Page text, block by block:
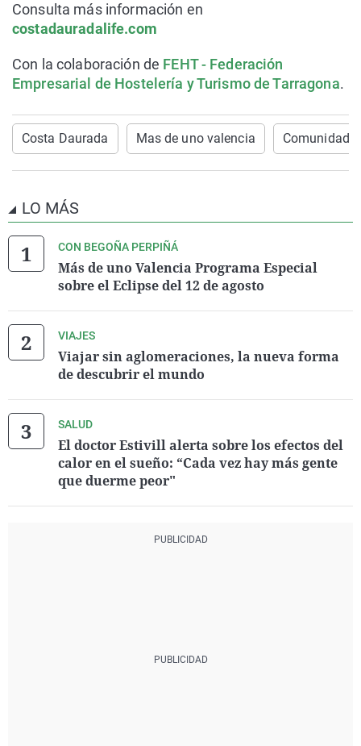
Consulta más información en
costadauradalife.com
Con la colaboración de FEHT - Federación
Empresarial de Hostelería y Turismo de Tarragona.
Costa Daurada Mas de uno valencia Comunidad
LO MÁS
CON BEGOÑA PERPIÑÁ
Más de uno Valencia Programa Especial
sobre el Eclipse del 12 de agosto
VIAJES
Viajar sin aglomeraciones, la nueva forma
de descubrir el mundo
SALUD
El doctor Estivill alerta sobre los efectos del
calor en el sueño: “Cada vez hay más gente
que duerme peor"